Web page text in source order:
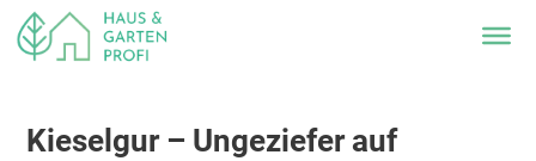
Kieselgur – Ungeziefer auf